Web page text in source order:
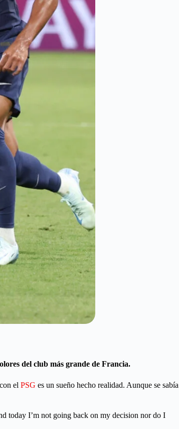
del club más grande de Francia.
el PSG es un sueño hecho realidad. Aunque se sabía
today I’m not going back on my decision nor do I